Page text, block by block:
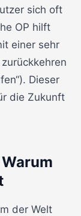
sich oft
OP hilft
einer sehr
Dieser
die Zukunft
der Welt